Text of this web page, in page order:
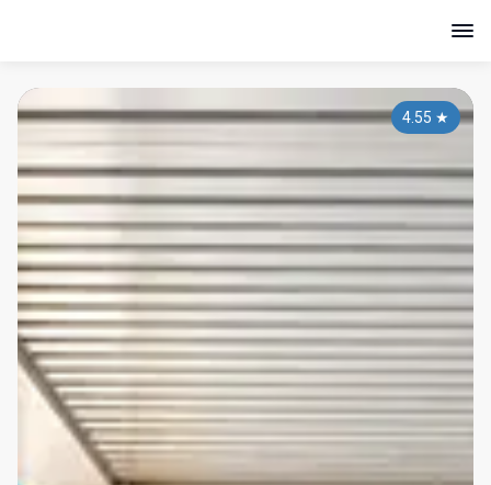
4.55 ★